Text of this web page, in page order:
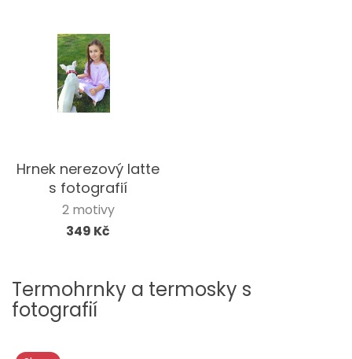
Hrnek nerezový latte
s fotografií
2 motivy
349 Kč
Termohrnky a termosky s
fotografií